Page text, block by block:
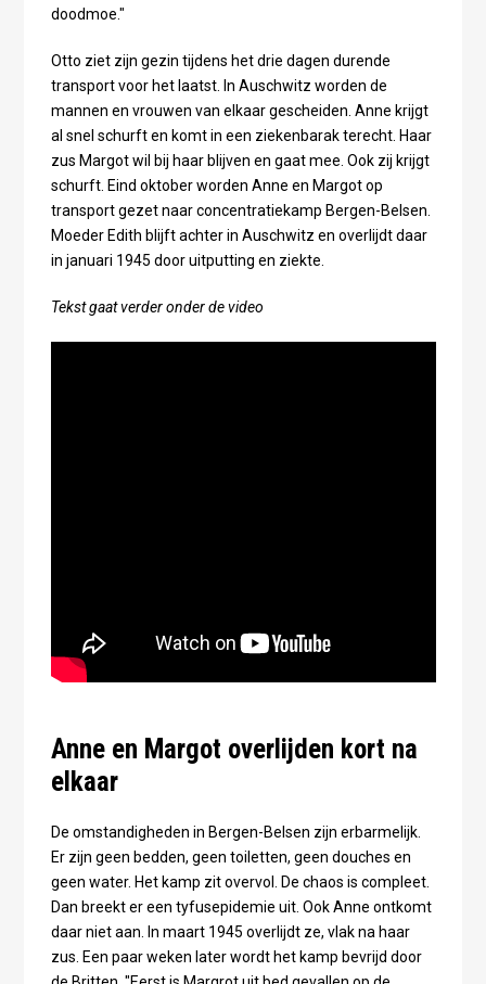
doodmoe."
Otto ziet zijn gezin tijdens het drie dagen durende
transport voor het laatst. In Auschwitz worden de
mannen en vrouwen van elkaar gescheiden. Anne krijgt
al snel schurft en komt in een ziekenbarak terecht. Haar
zus Margot wil bij haar blijven en gaat mee. Ook zij krijgt
schurft. Eind oktober worden Anne en Margot op
transport gezet naar concentratiekamp Bergen-Belsen.
Moeder Edith blijft achter in Auschwitz en overlijdt daar
in januari 1945 door uitputting en ziekte.
Tekst gaat verder onder de video
Anne en Margot overlijden kort na
elkaar
De omstandigheden in Bergen-Belsen zijn erbarmelijk.
Er zijn geen bedden, geen toiletten, geen douches en
geen water. Het kamp zit overvol. De chaos is compleet.
Dan breekt er een tyfusepidemie uit. Ook Anne ontkomt
daar niet aan. In maart 1945 overlijdt ze, vlak na haar
zus. Een paar weken later wordt het kamp bevrijd door